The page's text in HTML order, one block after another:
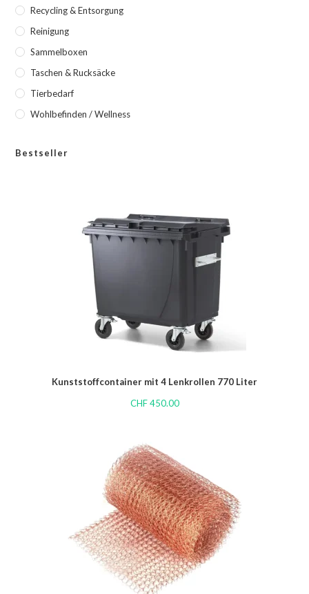
Recycling & Entsorgung
Reinigung
Sammelboxen
Taschen & Rucksäcke
Tierbedarf
Wohlbefinden / Wellness
Bestseller
Kunststoffcontainer mit 4 Lenkrollen 770 Liter
CHF450.00